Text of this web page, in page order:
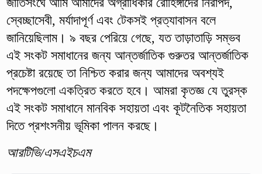
স্বেচ্ছাসেবী, মর্যাদাপূর্ণ এবং টেকসই প্রত্যাবাসন বলে
জানিয়েছিলাম। ৯ বছর পেরিয়ে গেছে, যত তাড়াতাড়ি সম্ভব
এই সংকট সমাধানের জন্য আন্তর্জাতিক গুরুতর আন্তর্জাতিক
প্রচেষ্টা রয়েছে তা নিশ্চিত করার জন্য আমাদের অবশ্যই
পদক্ষেপগুলো একত্রিত করতে হবে। আমরা কৃতজ্ঞ যে তুরস্ক
এই সংকট সমাধানে মানবিক সহায়তা এবং কূটনৈতিক সহায়তা
দিতে প্রশংসনীয় ভূমিকা পালন করছে।
আরটিভি/এসএইচএম